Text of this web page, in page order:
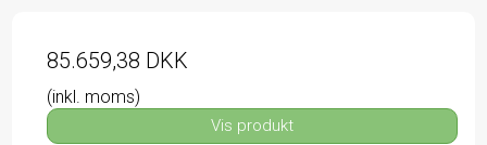
85.659,38 DKK
(inkl. moms)
Vis produkt